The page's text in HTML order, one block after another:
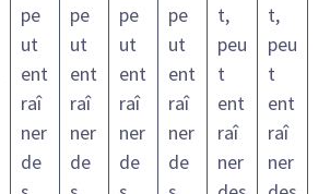
pe
ut
ent
raî
ner
de
pe
ut
ent
raî
ner
de
pe
ut
ent
raî
ner
de
pe
ut
ent
raî
ner
de
t,
peu
t
ent
raî
ner
t,
peu
t
ent
raî
ner